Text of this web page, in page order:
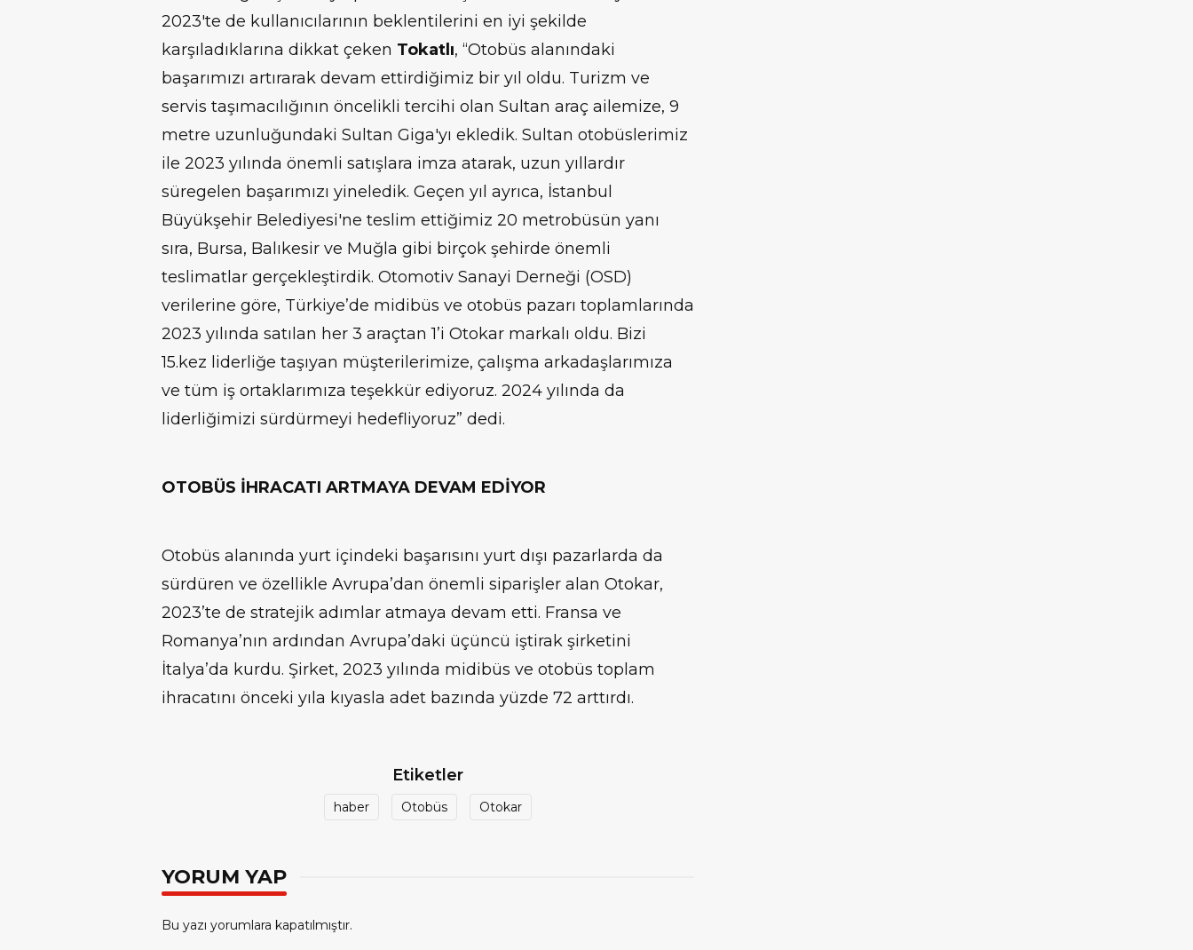
2023'te de kullanıcılarının beklentilerini en iyi şekilde
karşıladıklarına dikkat çeken Tokatlı, “Otobüs alanındaki
başarımızı artırarak devam ettirdiğimiz bir yıl oldu. Turizm ve
servis taşımacılığının öncelikli tercihi olan Sultan araç ailemize, 9
metre uzunluğundaki Sultan Giga'yı ekledik. Sultan otobüslerimiz
ile 2023 yılında önemli satışlara imza atarak, uzun yıllardır
süregelen başarımızı yineledik. Geçen yıl ayrıca, İstanbul
Büyükşehir Belediyesi'ne teslim ettiğimiz 20 metrobüsün yanı
sıra, Bursa, Balıkesir ve Muğla gibi birçok şehirde önemli
teslimatlar gerçekleştirdik. Otomotiv Sanayi Derneği (OSD)
verilerine göre, Türkiye’de midibüs ve otobüs pazarı toplamlarında
2023 yılında satılan her 3 araçtan 1’i Otokar markalı oldu. Bizi
15.kez liderliğe taşıyan müşterilerimize, çalışma arkadaşlarımıza
ve tüm iş ortaklarımıza teşekkür ediyoruz. 2024 yılında da
liderliğimizi sürdürmeyi hedefliyoruz” dedi.
OTOBÜS İHRACATI ARTMAYA DEVAM EDİYOR
Otobüs alanında yurt içindeki başarısını yurt dışı pazarlarda da
sürdüren ve özellikle Avrupa’dan önemli siparişler alan Otokar,
2023’te de stratejik adımlar atmaya devam etti. Fransa ve
Romanya’nın ardından Avrupa’daki üçüncü iştirak şirketini
İtalya’da kurdu. Şirket, 2023 yılında midibüs ve otobüs toplam
ihracatını önceki yıla kıyasla adet bazında yüzde 72 arttırdı.
Etiketler
haber Otobüs Otokar
YORUM YAP
Bu yazı yorumlara kapatılmıştır.